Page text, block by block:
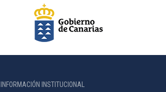
INFORMACIÓN INSTITUCIONAL